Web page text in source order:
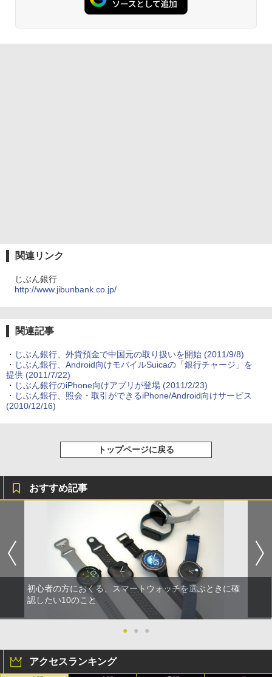
関連リンク
じぶん銀行
http://www.jibunbank.co.jp/
関連記事
・ じぶん銀行、外貨預金で中国元の取り扱いを開始(2011/9/8)
・ じぶん銀行、Android向けモバイルSuicaの「銀行チャージ」を
提供(2011/7/22)
・ じぶん銀行のiPhone向けアプリが登場(2011/2/23)
・ じぶん銀行、照会・取引ができるiPhone/Android向けサービス
(2010/12/16)
トップページに戻る
おすすめ記事
初心者の方におくる、スマートウォッチを選ぶときに確
認したい10のこと
● ● ●
アクセスランキング